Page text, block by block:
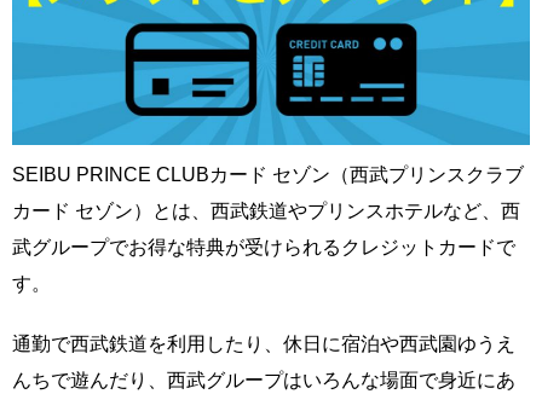
SEIBU PRINCE CLUBカード セゾン（西武プリンスクラブ
カード セゾン）とは、西武鉄道やプリンスホテルなど、西
武グループでお得な特典が受けられるクレジットカードで
す。
通勤で西武鉄道を利用したり、休日に宿泊や西武園ゆうえ
んちで遊んだり、西武グループはいろんな場面で身近にあ